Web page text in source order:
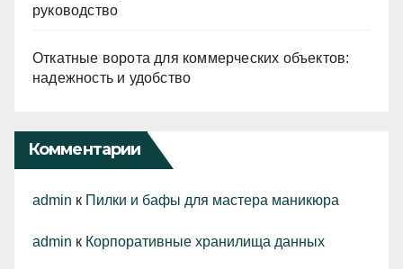
руководство
Откатные ворота для коммерческих объектов:
надежность и удобство
Комментарии
admin к Пилки и бафы для мастера маникюра
admin к Корпоративные хранилища данных